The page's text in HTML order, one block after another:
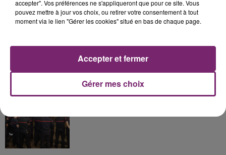
éclipse solaire du 12 Août 2026
158 pompiers de la région sont
partis hier soir pour la Gironde
accepter". Vos préférences ne s'appliqueront que pour ce site. Vous
pouvez mettre à jour vos choix, ou retirer votre consentement à tout
moment via le lien "Gérer les cookies" situé en bas de chaque page.
Gérer mes choix
Accepter et fermer